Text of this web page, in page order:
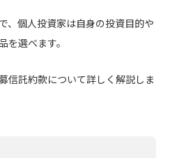
、個人投資家は自身の投資目的や
を選べます。
信託約款について詳しく解説しま